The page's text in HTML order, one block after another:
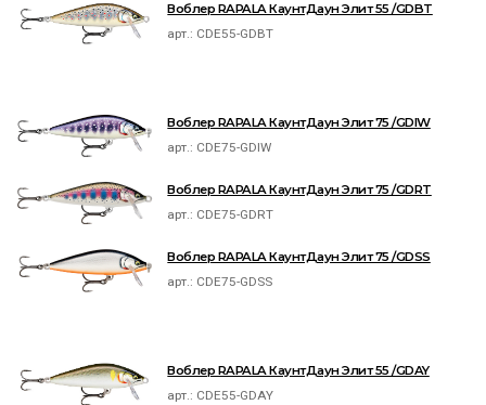
Воблер RAPALA КаунтДаун Элит 55 /GDBT
арт.: CDE55-GDBT
Воблер RAPALA КаунтДаун Элит 75 /GDIW
арт.: CDE75-GDIW
Воблер RAPALA КаунтДаун Элит 75 /GDRT
арт.: CDE75-GDRT
Воблер RAPALA КаунтДаун Элит 75 /GDSS
арт.: CDE75-GDSS
Воблер RAPALA КаунтДаун Элит 55 /GDAY
арт.: CDE55-GDAY